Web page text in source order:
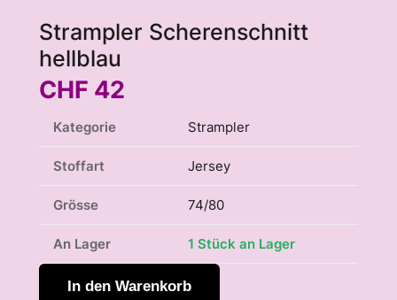
Strampler Scherenschnitt
hellblau
CHF 42
Kategorie Strampler
Stoffart Jersey
Grösse 74/80
An Lager 1 Stück an Lager
In den Warenkorb